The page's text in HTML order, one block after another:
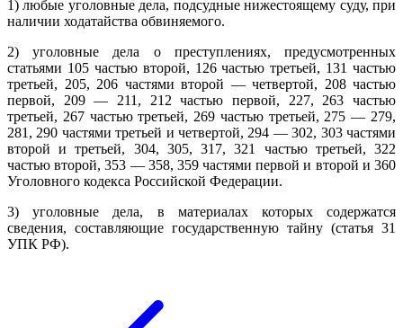
1) любые уголовные дела, подсудные нижестоящему суду, при
наличии ходатайства обвиняемого.
2) уголовные дела о преступлениях, предусмотренных
статьями 105 частью второй, 126 частью третьей, 131 частью
третьей, 205, 206 частями второй — четвертой, 208 частью
первой, 209 — 211, 212 частью первой, 227, 263 частью
третьей, 267 частью третьей, 269 частью третьей, 275 — 279,
281, 290 частями третьей и четвертой, 294 — 302, 303 частями
второй и третьей, 304, 305, 317, 321 частью третьей, 322
частью второй, 353 — 358, 359 частями первой и второй и 360
Уголовного кодекса Российской Федерации.
3) уголовные дела, в материалах которых содержатся
сведения, составляющие государственную тайну (статья 31
УПК РФ).